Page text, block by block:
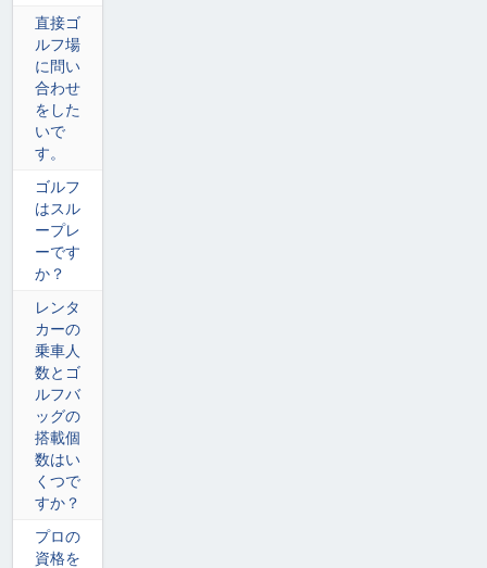
直接ゴ
ルフ場
に問い
合わせ
をした
いで
す。
ゴルフ
はスル
ープレ
ーです
か？
レンタ
カーの
乗車人
数とゴ
ルフバ
ッグの
搭載個
数はい
くつで
すか？
プロの
資格を